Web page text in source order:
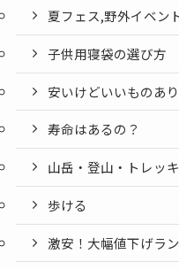
夏フェス,野外イベン
子供用寝袋の選び方
安いけどいいものあ
寿命はあるの？
山岳・登山・トレッ
歩ける
激安！大幅値下げラ